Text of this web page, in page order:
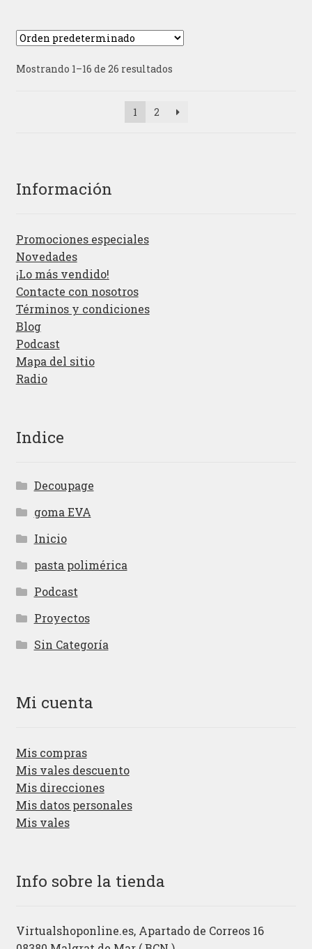
Mostrando 1–16 de 26 resultados
1 2
Información
Promociones especiales
Novedades
¡Lo más vendido!
Contacte con nosotros
Términos y condiciones
Blog
Podcast
Mapa del sitio
Radio
Indice
Decoupage
goma EVA
Inicio
pasta polimérica
Podcast
Proyectos
Sin Categoría
Mi cuenta
Mis compras
Mis vales descuento
Mis direcciones
Mis datos personales
Mis vales
Info sobre la tienda
Virtualshoponline.es, Apartado de Correos 16